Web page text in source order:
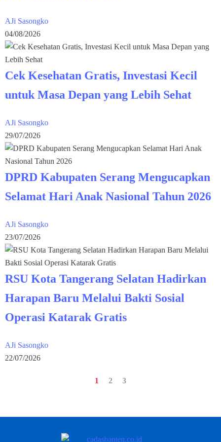
AJi Sasongko
04/08/2026
Cek Kesehatan Gratis, Investasi Kecil
untuk Masa Depan yang Lebih Sehat
AJi Sasongko
29/07/2026
DPRD Kabupaten Serang Mengucapkan
Selamat Hari Anak Nasional Tahun 2026
AJi Sasongko
23/07/2026
RSU Kota Tangerang Selatan Hadirkan
Harapan Baru Melalui Bakti Sosial
Operasi Katarak Gratis
AJi Sasongko
22/07/2026
1 2 3